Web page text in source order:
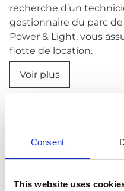
Consent
This website uses
recherche d’un
gestionnaire du parc
Power & Light, vous
flotte de location.
Voir plus